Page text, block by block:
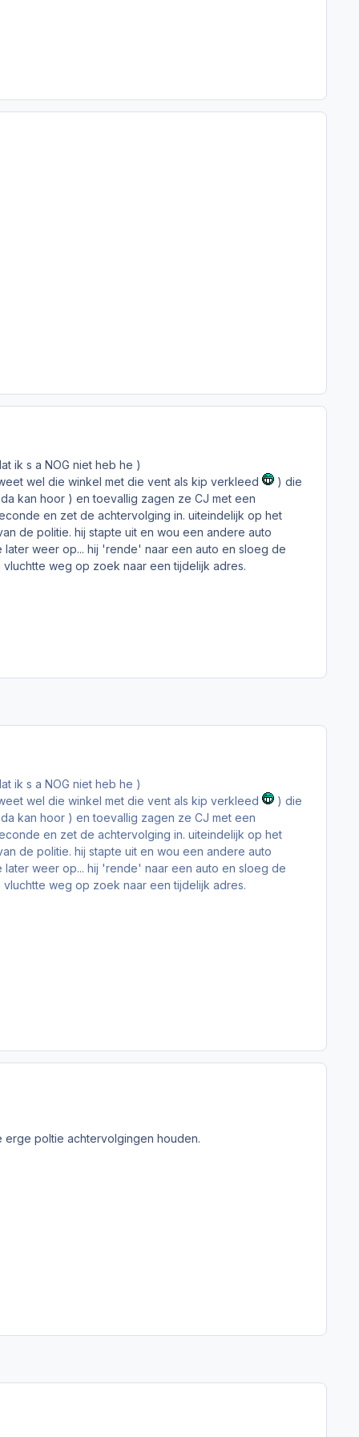
ik s a NOG niet heb he )
wel die winkel met die vent als kip verkleed
) die
kan hoor ) en toevallig zagen ze CJ met een
en zet de achtervolging in. uiteindelijk op het
de politie. hij stapte uit en wou een andere auto
weer op... hij 'rende' naar een auto en sloeg de
weg op zoek naar een tijdelijk adres.
ik s a NOG niet heb he )
wel die winkel met die vent als kip verkleed
) die
kan hoor ) en toevallig zagen ze CJ met een
en zet de achtervolging in. uiteindelijk op het
de politie. hij stapte uit en wou een andere auto
weer op... hij 'rende' naar een auto en sloeg de
weg op zoek naar een tijdelijk adres.
erge poltie achtervolgingen houden.